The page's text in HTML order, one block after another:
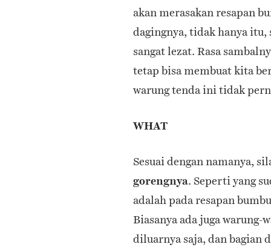
akan merasakan resapan
dagingnya, tidak hanya itu,
sangat lezat. Rasa
tetap bisa membuat kita
warung tenda ini tidak
WHAT
Sesuai dengan namanya,
gorengnya. Seperti yang
adalah pada resapan
Biasanya ada juga warung-
diluarnya saja, dan bagian